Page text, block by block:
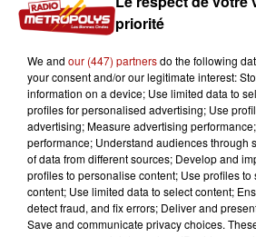
11h39
« L'Odysée » bientôt en 70
Lomme !
priorité
We and our (447) partnersdo the following
your consent and/or our legitimate interest:
information on a device; Use limited data to
profiles for personalised advertising; Use
advertising; Measure advertising
performance; Understand audiences through
of data from different sources; Develop and
profiles to personalise content; Use profiles
content; Use limited data to select content;
detect fraud, and fix errors; Deliver and
Save and communicate privacy choices.